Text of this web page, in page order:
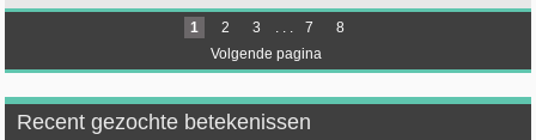
1 2 3 . . . 7
8
Volgende pagina
Recent gezochte betekenissen